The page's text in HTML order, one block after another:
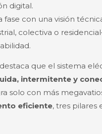
digital.
fase con una visión
colectiva o
que el sistema
intermitente y
solo con más
eficiente, tres pilares